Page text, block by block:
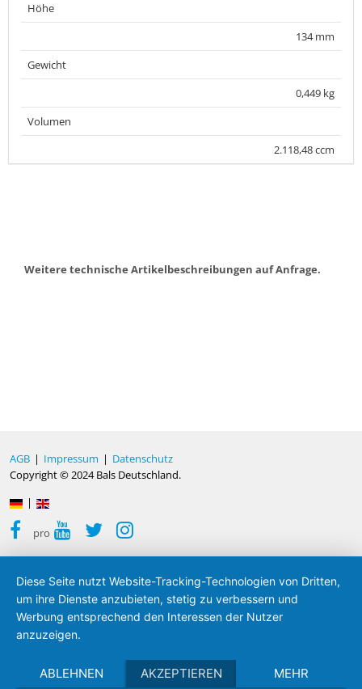
Höhe
134 mm
Gewicht
0,449 kg
Volumen
2.118,48 ccm
Weitere technische Artikelbeschreibungen auf Anfrage.
AGB | Impressum | Datenschutz
Copyright © 2024 Bals Deutschland.
|
pro
Diese Seite nutzt Website-Tracking-Technologien von Dritten,
um ihre Dienste anzubieten, stetig zu verbessern und
Werbung entsprechend den Interessen der Nutzer
anzuzeigen.
ABLEHNEN AKZEPTIEREN MEHR